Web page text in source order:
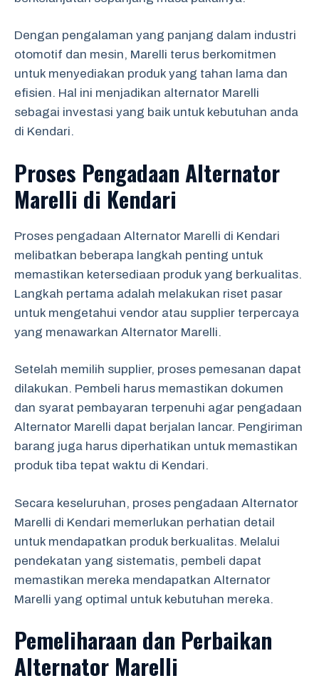
Dengan pengalaman yang panjang dalam industri
otomotif dan mesin, Marelli terus berkomitmen
untuk menyediakan produk yang tahan lama dan
efisien. Hal ini menjadikan alternator Marelli
sebagai investasi yang baik untuk kebutuhan anda
di Kendari.
Proses Pengadaan Alternator
Marelli di Kendari
Proses pengadaan Alternator Marelli di Kendari
melibatkan beberapa langkah penting untuk
memastikan ketersediaan produk yang berkualitas.
Langkah pertama adalah melakukan riset pasar
untuk mengetahui vendor atau supplier terpercaya
yang menawarkan Alternator Marelli.
Setelah memilih supplier, proses pemesanan dapat
dilakukan. Pembeli harus memastikan dokumen
dan syarat pembayaran terpenuhi agar pengadaan
Alternator Marelli dapat berjalan lancar. Pengiriman
barang juga harus diperhatikan untuk memastikan
produk tiba tepat waktu di Kendari.
Secara keseluruhan, proses pengadaan Alternator
Marelli di Kendari memerlukan perhatian detail
untuk mendapatkan produk berkualitas. Melalui
pendekatan yang sistematis, pembeli dapat
memastikan mereka mendapatkan Alternator
Marelli yang optimal untuk kebutuhan mereka.
Pemeliharaan dan Perbaikan
Alternator Marelli